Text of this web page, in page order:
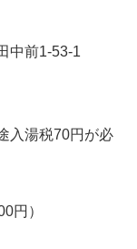
中前1-53-1
入湯税70円が必
円）